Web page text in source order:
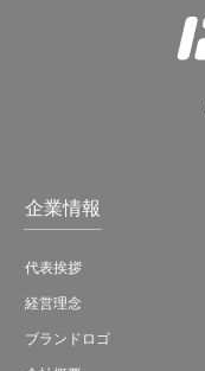
企業情報
代表挨拶
経営理念
ブランドロゴ